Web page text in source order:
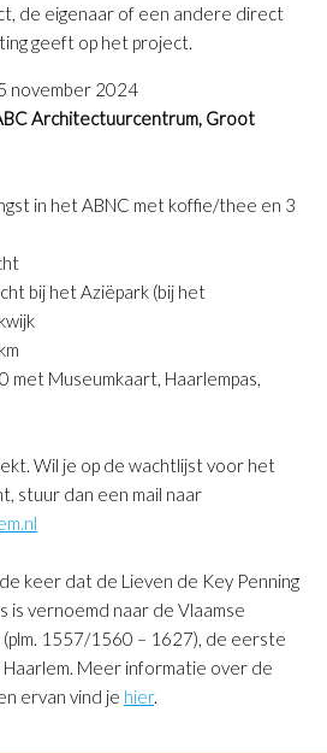
de eigenaar of een andere direct
geeft op het project.
november 2024
Architectuurcentrum, Groot
in het ABNC met koffie/thee en 3
bij het Aziëpark (bij het
met Museumkaart, Haarlempas,
Wil je op de wachtlijst voor het
stuur dan een mail naar
keer dat de Lieven de Key Penning
vernoemd naar de Vlaamse
1557/1560 – 1627), de eerste
Meer informatie over de
ervan vind je hier.